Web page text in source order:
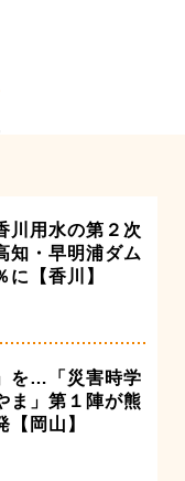
川用水の第２次
・早明浦ダム
に【香川】
を…「災害時学
ま」第１陣が熊
岡山】